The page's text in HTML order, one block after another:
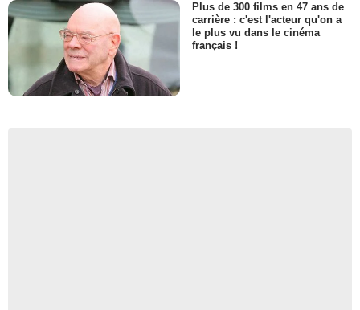
Plus de 300 films en 47 ans de
carrière : c'est l'acteur qu'on a
le plus vu dans le cinéma
français !